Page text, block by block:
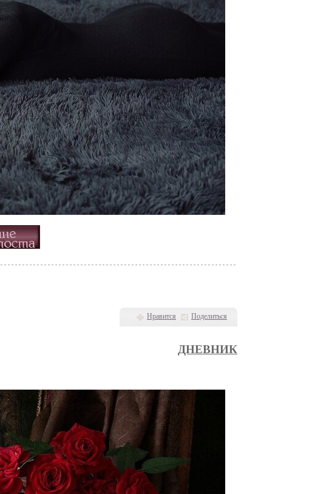
Нравится Поделиться
ДНЕВНИК